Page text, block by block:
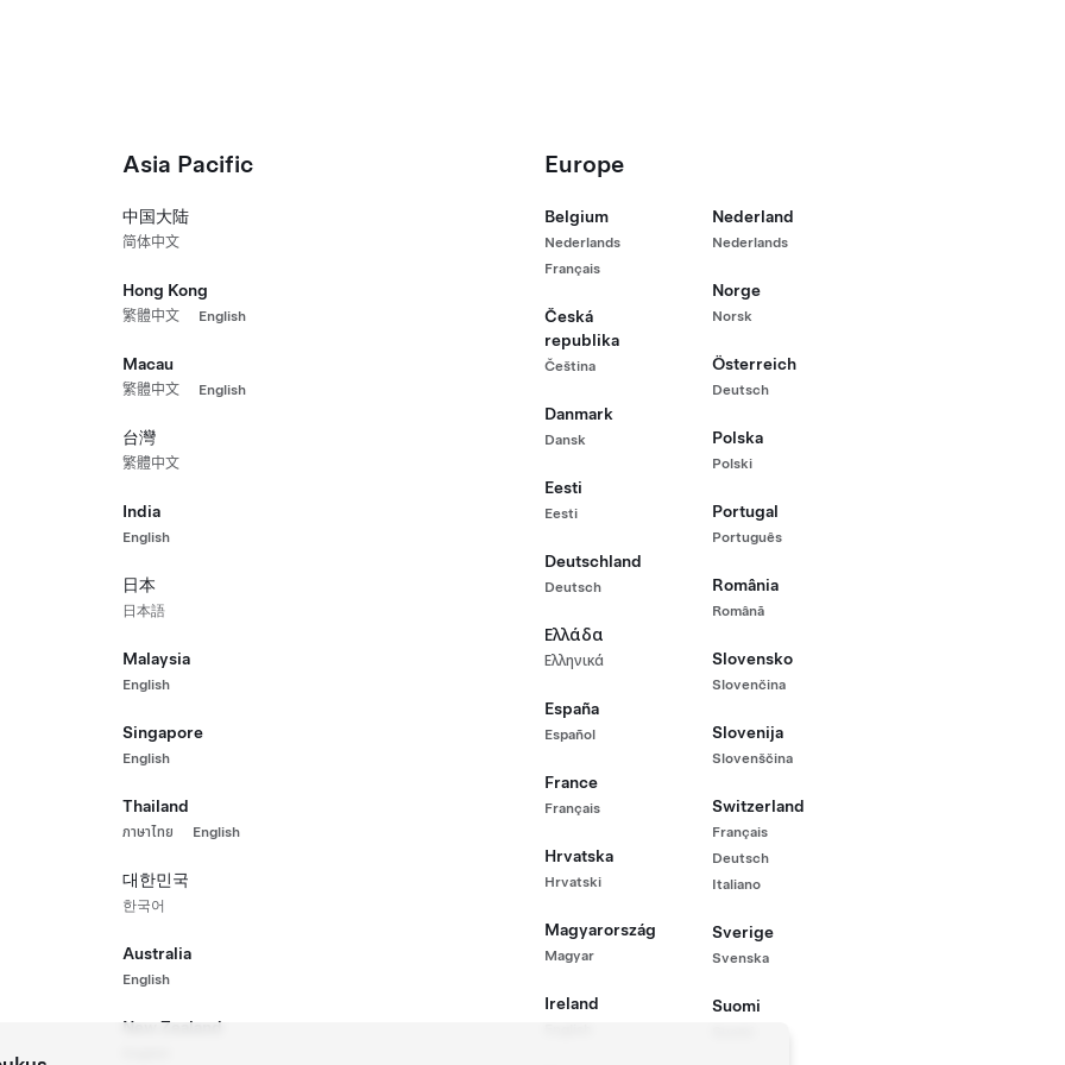
Asia Pacific
中国大陆
简体中文
Hong Kong
繁體中文 English
Macau
繁體中文 English
台灣
繁體中文
India
English
日本
日本語
Malaysia
English
Singapore
English
Thailand
ภาษาไทย English
대한민국
한국어
Australia
English
New Zealand
Europe
Belgium
Nederlands
Français
Česká
republika
Čeština
Danmark
Dansk
Eesti
Eesti
Deutschland
Deutsch
Ελλάδα
Ελληνικά
España
Español
France
Français
Hrvatska
Hrvatski
Magyarország
Magyar
Ireland
Nederland
Nederlands
Norge
Norsk
Österreich
Deutsch
Polska
Polski
Portugal
Português
România
Română
Slovensko
Slovenčina
Slovenija
Slovenščina
Switzerland
Français
Deutsch
Italiano
Sverige
Svenska
Suomi
Nematote ieškomo Tesla automobilio?
Naršykite naudotus automobilius
Sukurkite pritaikytą Model Y